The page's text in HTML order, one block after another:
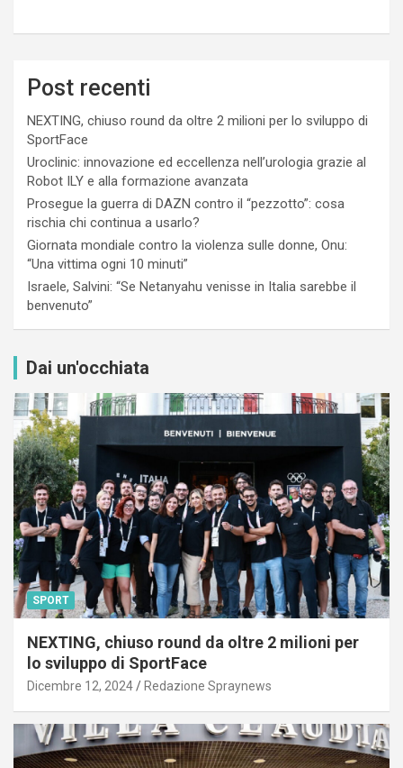
Post recenti
NEXTING, chiuso round da oltre 2 milioni per lo sviluppo di
SportFace
Uroclinic: innovazione ed eccellenza nell’urologia grazie al
Robot ILY e alla formazione avanzata
Prosegue la guerra di DAZN contro il “pezzotto”: cosa
rischia chi continua a usarlo?
Giornata mondiale contro la violenza sulle donne, Onu:
“Una vittima ogni 10 minuti”
Israele, Salvini: “Se Netanyahu venisse in Italia sarebbe il
benvenuto”
Dai un'occhiata
SPORT
NEXTING, chiuso round da oltre 2 milioni per
lo sviluppo di SportFace
Dicembre 12, 2024 Redazione Spraynews